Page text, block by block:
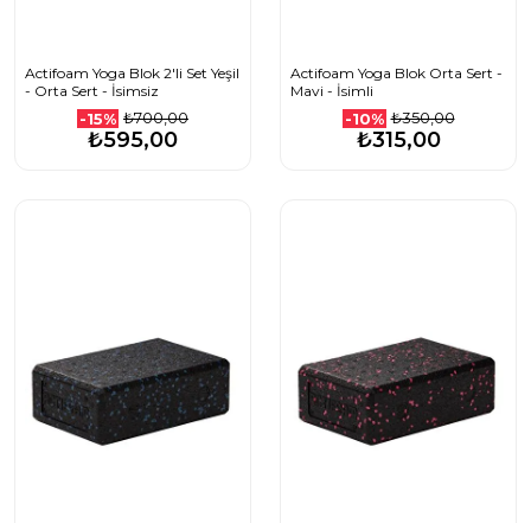
Actifoam Yoga Blok 2'li Set Yeşil
- Orta Sert - İsimsiz
-15% ₺700,00
₺595,00
Actifoam Yoga Blok Orta Sert -
Mavi - İsimli
-10% ₺350,00
₺315,00